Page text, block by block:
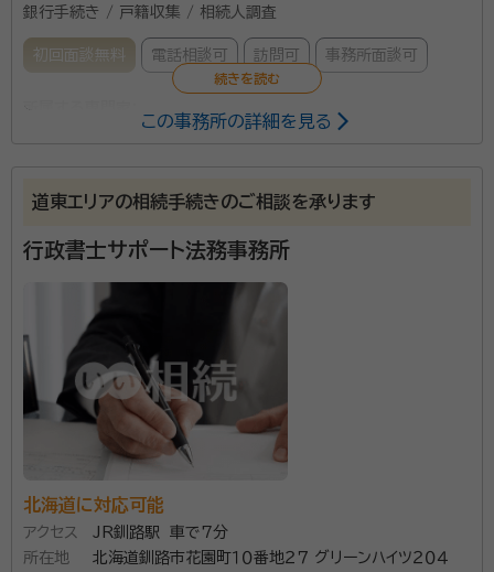
銀行手続き / 戸籍収集 / 相続人調査
初回面談無料 電話相談可 訪問可 事務所面談可
研究科経済学専攻修士課程修了（経済学修士） 【勤務経験】 株式会社 英
進 合名会社 フォーユー 【過去の役職】 株式会社 アシスト 代表取締役
務士事務所 所長 特定社会保険労務士 アシスト行政書士事務所 所
取締役 株式会社 ＣＯ－ＢＥＳＴ 取締役
行政書士事務所のほか、社会保険労務士事務所、労働保
険事務組合、一人親方組合を併設し、労働者と事業主双
方の事務処理を代行します。官公署等への提出書類の作
成に困ったら、お気軽にご相談ください。
資格等：行政書士, 特定社会保険労務士
所属団体：北海道行政書士会、北海道社会保険労務士会
この事務所の詳細を見る
道東エリアの相続手続きのご相談を承ります
行政書士サポート法務事務所
北海道に対応可能
アクセス
JR釧路駅 車で7分
所在地
北海道釧路市花園町１０番地２７ グリーンハイツ２０４